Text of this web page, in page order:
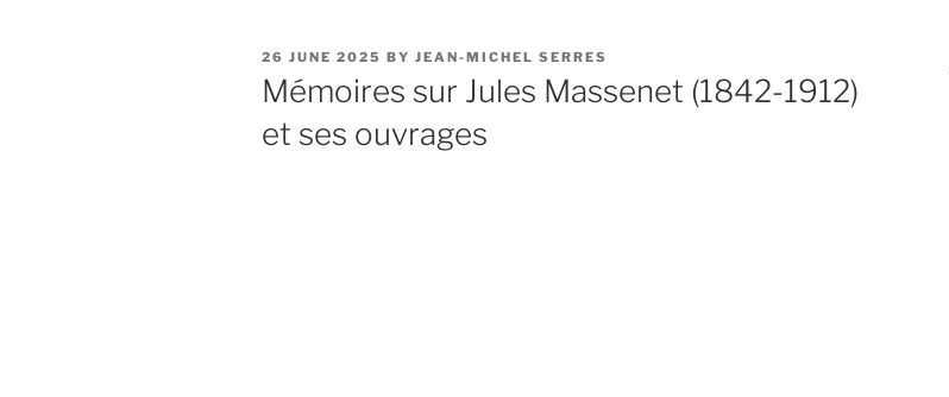
POSTED
ON
26 JUNE 2025 BY JEAN-MICHEL SERRES
Mémoires sur Jules Massenet (1842-1912)
et ses ouvrages